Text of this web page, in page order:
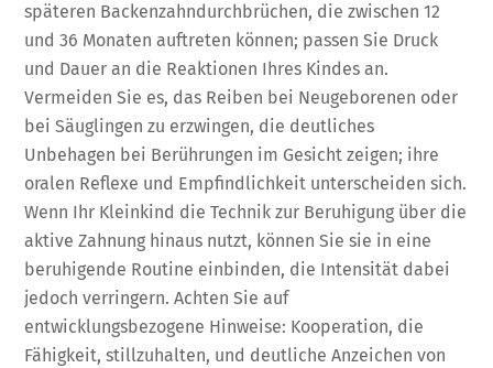
späteren Backenzahndurchbrüchen, die zwischen 12
und 36 Monaten auftreten können; passen Sie Druck
und Dauer an die Reaktionen Ihres Kindes an.
Vermeiden Sie es, das Reiben bei Neugeborenen oder
bei Säuglingen zu erzwingen, die deutliches
Unbehagen bei Berührungen im Gesicht zeigen; ihre
oralen Reflexe und Empfindlichkeit unterscheiden sich.
Wenn Ihr Kleinkind die Technik zur Beruhigung über die
aktive Zahnung hinaus nutzt, können Sie sie in eine
beruhigende Routine einbinden, die Intensität dabei
jedoch verringern. Achten Sie auf
entwicklungsbezogene Hinweise: Kooperation, die
Fähigkeit, stillzuhalten, und deutliche Anzeichen von